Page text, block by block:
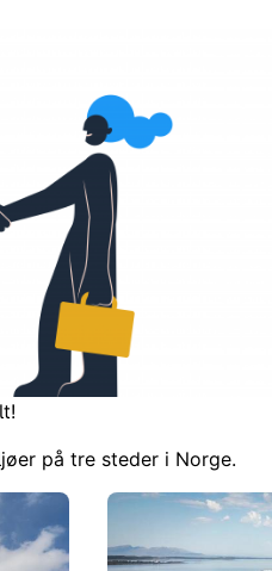
på tre steder i Norge.